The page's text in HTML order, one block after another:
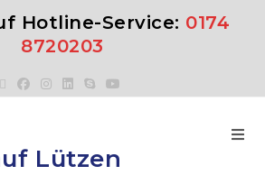
Hotline-Service: 0174
8720203
Lützen